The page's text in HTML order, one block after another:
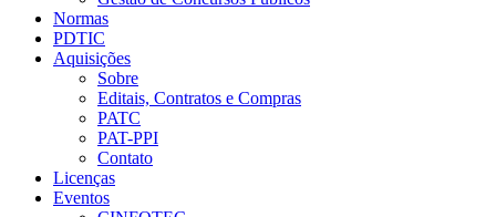
Normas
PDTIC
Aquisições
Sobre
Editais, Contratos e Compras
PATC
PAT-PPI
Contato
Licenças
Eventos